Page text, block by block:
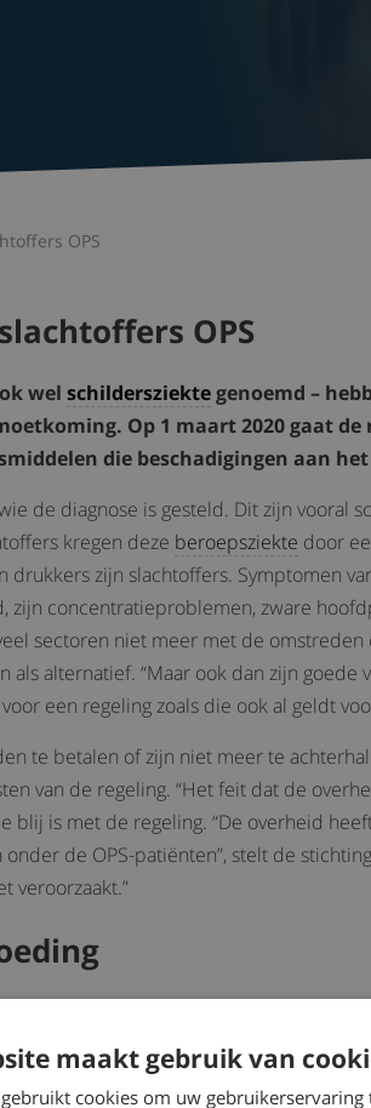
OPS
OPS
wel schildersziektegenoemd –
Op 1 maart 2020 gaat
die beschadigingen aan
de diagnose is gesteld. Dit zijn vooral
kregen deze beroepsziekte door
zijn slachtoffers. Symptomen
zijn concentratieproblemen, zware
sectoren niet meer met de
alternatief. “Maar ook dan zijn goede
een regeling zoals die ook al geldt
te betalen of zijn niet meer te
van de regeling. “Het feit dat de
blij is met de regeling. “De overheid
de OPS-patiënten”, stelt de
veroorzaakt.”
eenmalige vergoeding moeten
officieel vastgesteld zijn óf er moet
aannemelijk kunnen maken dat de
maakt gebruik van
cookies om uw